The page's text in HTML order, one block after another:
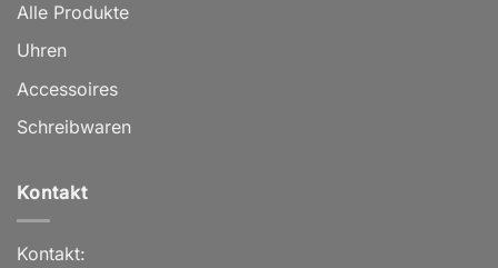
Alle Produkte
Uhren
Accessoires
Schreibwaren
Kontakt
Kontakt: